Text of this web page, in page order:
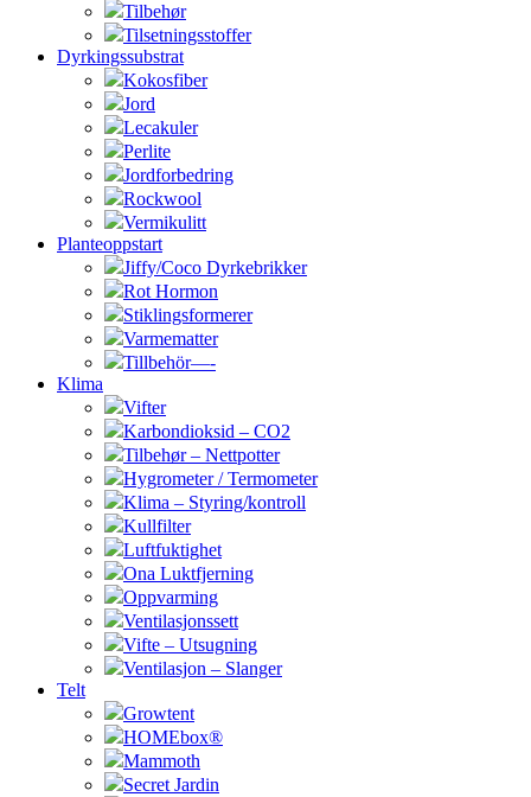
Tilbehør
Tilsetningsstoffer
Dyrkingssubstrat
Kokosfiber
Jord
Lecakuler
Perlite
Jordforbedring
Rockwool
Vermikulitt
Planteoppstart
Jiffy/Coco Dyrkebrikker
Rot Hormon
Stiklingsformerer
Varmematter
Tillbehör—-
Klima
Vifter
Karbondioksid – CO2
Tilbehør – Nettpotter
Hygrometer / Termometer
Klima – Styring/kontroll
Kullfilter
Luftfuktighet
Ona Luktfjerning
Oppvarming
Ventilasjonssett
Vifte – Utsugning
Ventilasjon – Slanger
Telt
Growtent
HOMEbox®
Mammoth
Secret Jardin